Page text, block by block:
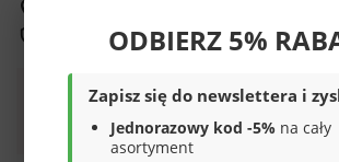
Bezpieczne zakupy
Darmowa dostawa do paczkomatu lub punktu
ODBIERZ 5%
Zapisz się do newslettera i
Jednorazowy kod -5% na cały
asortyment